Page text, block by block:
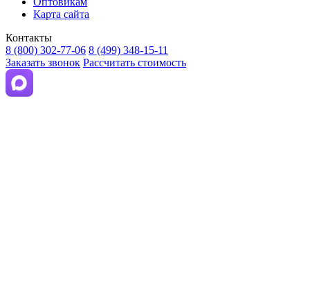
Карта сайта
Контакты
8 (800) 302-77-06 8 (499) 348-15-11
Заказать звонок Рассчитать стоимость